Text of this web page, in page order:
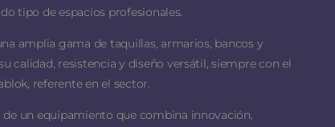
tipo de espacios profesionales.
amplia gama de taquillas, armarios, bancos y
calidad, resistencia y diseño versátil, siempre con el
referente en el sector.
de un equipamiento que combina innovación,